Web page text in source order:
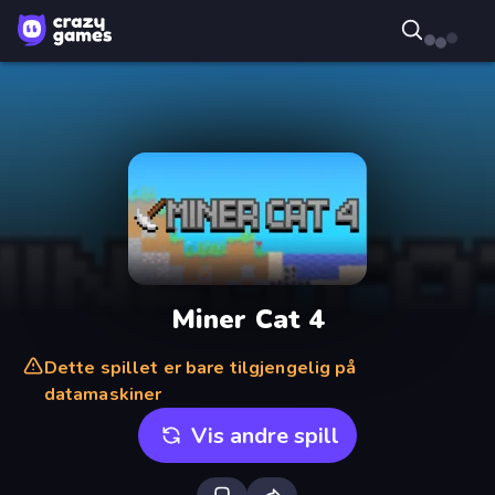
Miner Cat 4
Dette spillet er bare tilgjengelig på
datamaskiner
Vis andre spill